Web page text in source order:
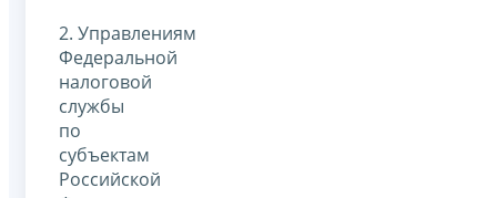
2. Управлениям
Федеральной
налоговой
службы
по
субъектам
Российской